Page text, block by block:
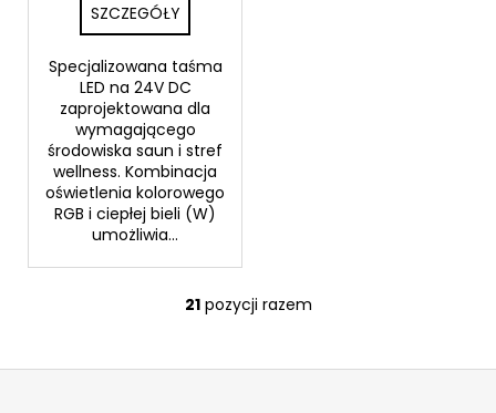
SZCZEGÓŁY
Specjalizowana taśma
LED na 24V DC
zaprojektowana dla
wymagającego
środowiska saun i stref
wellness. Kombinacja
oświetlenia kolorowego
RGB i ciepłej bieli (W)
umożliwia...
K
n
21pozycji razem
S